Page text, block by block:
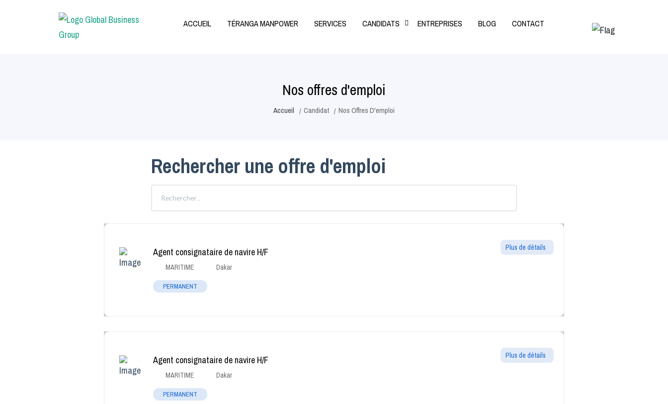
ACCUEIL TÉRANGA MANPOWER SERVICES CANDIDATS ENTREPRISES BLOG CONTACT
Nos offres d'emploi
Accueil Candidat Nos Offres D'emploi
Rechercher une offre d'emploi
Agent consignataire de navire H/F
MARITIME Dakar
PERMANENT
Plus de détails
Agent consignataire de navire H/F
MARITIME Dakar
PERMANENT
Plus de détails